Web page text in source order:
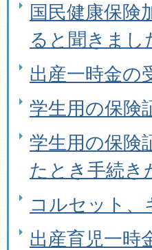
国民健康保険
ると聞きまし
出産一時金の
学生用の保険
学生用の保険
たとき手続き
コルセット
出産育児一時